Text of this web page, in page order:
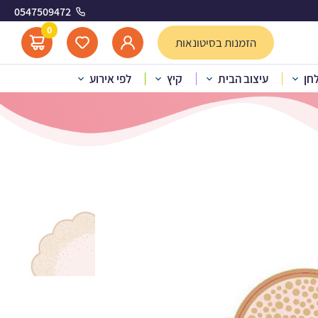
0547509472
הזמנות בסיטונאות
0
עיצוב הבית קיץ לפי אירוע ורוד זהב